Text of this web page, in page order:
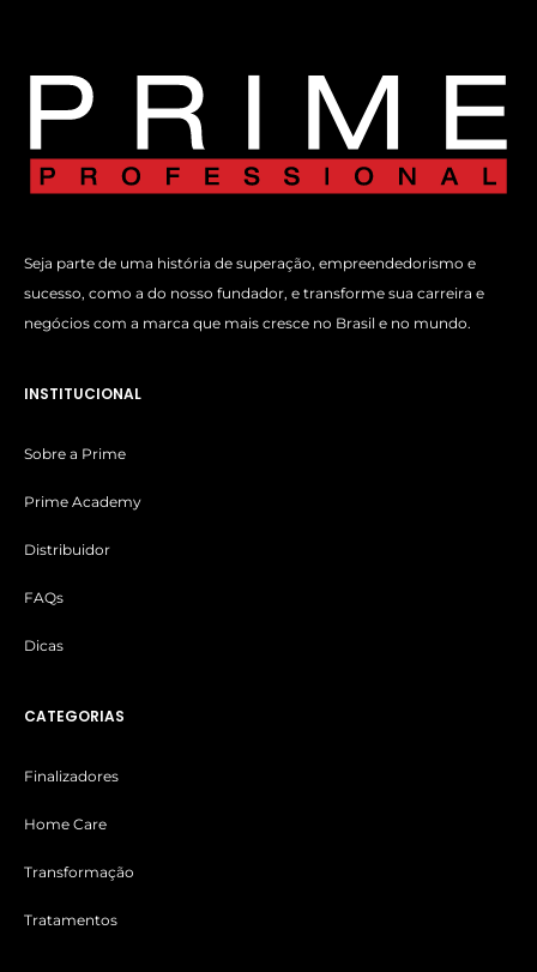
Seja parte de uma história de superação, empreendedorismo e
sucesso, como a do nosso fundador, e transforme sua carreira e
negócios com a marca que mais cresce no Brasil e no mundo.
INSTITUCIONAL
Sobre a Prime
Prime Academy
Distribuidor
FAQs
Dicas
CATEGORIAS
Finalizadores
Home Care
Transformação
Tratamentos